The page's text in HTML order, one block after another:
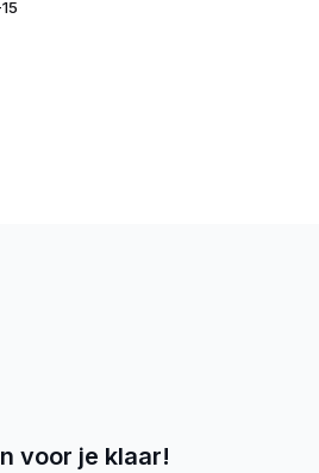
voor buiten.
voor je klaar!